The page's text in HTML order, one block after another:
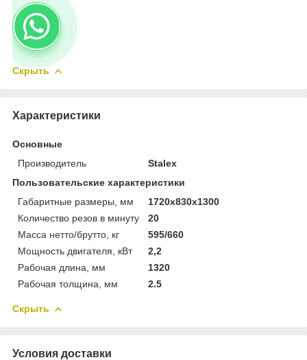
Скрыть
Характеристики
Основные
Производитель
Stalex
Пользовательские характеристики
Габаритные размеры, мм
1720x830x1300
Количество резов в минуту
20
Масса нетто/брутто, кг
595/660
Мощность двигателя, кВт
2,2
Рабочая длина, мм
1320
Рабочая толщина, мм
2.5
Скрыть
Условия доставки